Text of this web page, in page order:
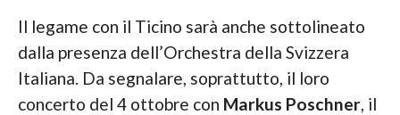
Il legame con il Ticino sarà anche sottolineato
dalla presenza dell’Orchestra della Svizzera
Italiana. Da segnalare, soprattutto, il loro
concerto del 4 ottobre con Markus Poschner, il